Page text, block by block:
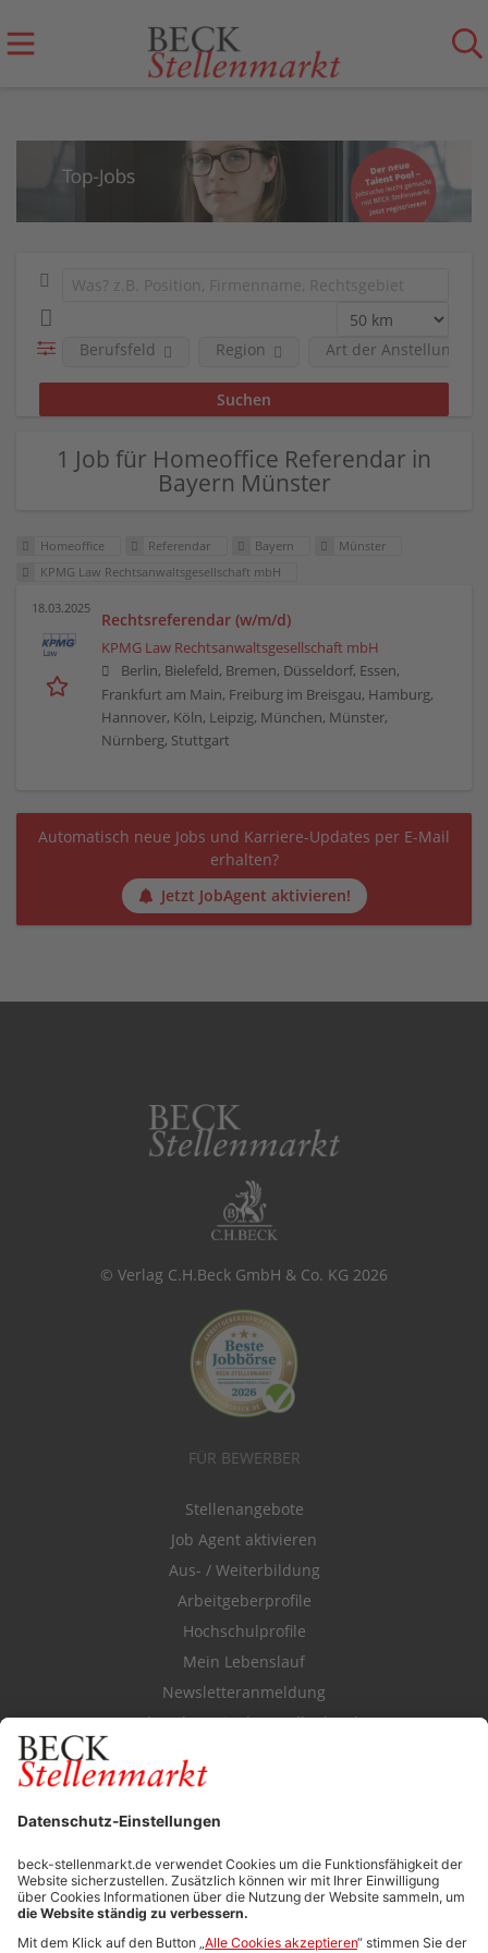
Berufsfeld Region Art der Anstellung
1 Job für Homeoffice Referendar in
Bayern Münster
Homeoffice Referendar Bayern
Münster
KPMG Law Rechtsanwaltsgesellschaft mbH
18.03.2025
Rechtsreferendar (w/m/d)
KPMG Law Rechtsanwaltsgesellschaft mbH
Berlin, Bielefeld, Bremen, Düsseldorf, Essen,
Frankfurt am Main, Freiburg im Breisgau, Hamburg,
Hannover, Köln, Leipzig, München, Münster,
Nürnberg, Stuttgart
Automatisch neue Jobs und Karriere-Updates per E-Mail
erhalten?
Jetzt JobAgent aktivieren!
© Verlag C.H.Beck GmbH & Co. KG 2026
FÜR BEWERBER
Stellenangebote
Job Agent aktivieren
Aus- / Weiterbildung
Arbeitgeberprofile
Hochschulprofile
Mein Lebenslauf
Newsletteranmeldung
Durchsuchen Sie den Stellenkatalog
FÜR ARBEITGEBER
Stellenmarktpreise
Anzeigen-AGB
Media-Daten
Newsletteranmeldung
Produktübersicht